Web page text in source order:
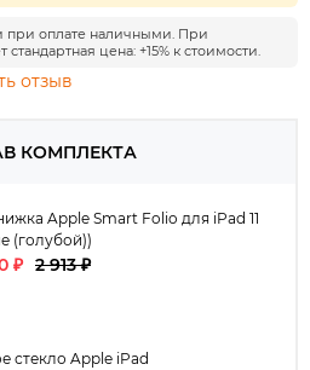
при оплате наличными. При
цена: +15% к стоимости.
отзыв
КОМПЛЕКТА
Apple Smart Folio для iPad 11
(голубой))
₽ 2 913 ₽
стекло Apple iPad